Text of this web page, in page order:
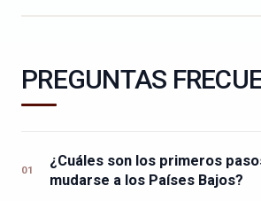
PREGUNTAS
01
¿Cuáles son los primeros
mudarse a los Países Bajos?